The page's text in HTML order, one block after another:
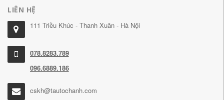
LIÊN HỆ
111 Triều Khúc - Thanh Xuân - Hà Nội
078.8283.789
096.6889.186
cskh@tautochanh.com